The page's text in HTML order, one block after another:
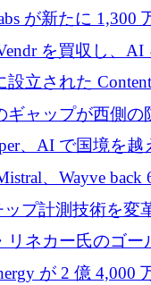
めに800万ドルを
が新たに 1,300
を買収し、
ェンス プラットフ
立された
る
ギャップが西側
リンのチップスタ
、AI で国境を越
益に変えるシリー
、Wayve
ャンペーン
プ計測技術を変
ロのシードラウ
リネカー氏のゴー
が 2 億 4,000